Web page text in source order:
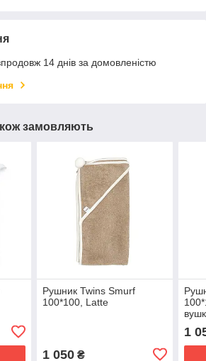
14 днів за домовленістю
замовляють
Рушник Twins Smurf
100*100, Latte
1 050₴
1